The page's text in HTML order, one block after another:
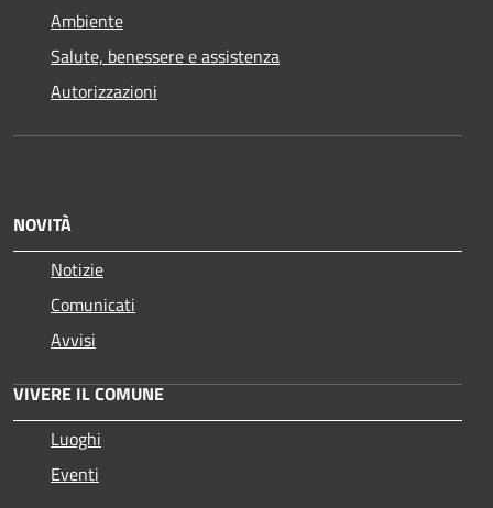
Ambiente
Salute, benessere e assistenza
Autorizzazioni
NOVITÀ
Notizie
Comunicati
Avvisi
VIVERE IL COMUNE
Luoghi
Eventi